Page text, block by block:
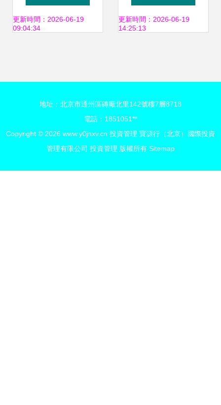
實，市場擴張方向
更新時間：2026-06-19
09:04:34
惠州市宏升教育投
更新時間：2026-06-19
14:25:13
地址：北京市通州區磚廠北里142號樓7層8718
電話：1851051**
Copyright © 2026 www.y0jnxv.cn 投資管理 寶源行（北京）國際投資
管理有限公司 投資管理 版權所有 Sitemap